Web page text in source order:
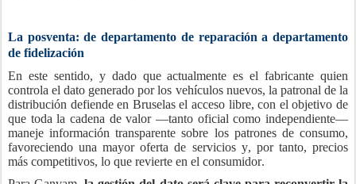
La posventa: de departamento de reparación a departamento
de fidelización
En este sentido, y dado que actualmente es el fabricante quien
controla el dato generado por los vehículos nuevos, la patronal de la
distribución defiende en Bruselas el acceso libre, con el objetivo de
que toda la cadena de valor —tanto oficial como independiente—
maneje información transparente sobre los patrones de consumo,
favoreciendo una mayor oferta de servicios y, por tanto, precios
más competitivos, lo que revierte en el consumidor.